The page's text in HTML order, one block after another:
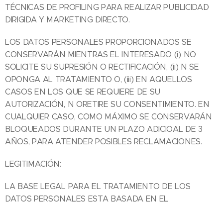
TÉCNICAS DE PROFILING PARA REALIZAR PUBLICIDAD
DIRIGIDA Y MARKETING DIRECTO.
LOS DATOS PERSONALES PROPORCIONADOS SE
CONSERVARÁN MIENTRAS EL INTERESADO (i) NO
SOLICITE SU SUPRESIÓN O RECTIFICACIÓN, (ii) N SE
OPONGA AL TRATAMIENTO O, (iii) EN AQUELLOS
CASOS EN LOS QUE SE REQUIERE DE SU
AUTORIZACIÓN, N ORETIRE SU CONSENTIMIENTO. EN
CUALQUIER CASO, COMO MÁXIMO SE CONSERVARÁN
BLOQUEADOS DURANTE UN PLAZO ADICIOAL DE 3
AÑOS, PARA ATENDER POSIBLES RECLAMACIONES.
LEGITIMACIÓN:
LA BASE LEGAL PARA EL TRATAMIENTO DE LOS
DATOS PERSONALES ESTA BASADA EN EL